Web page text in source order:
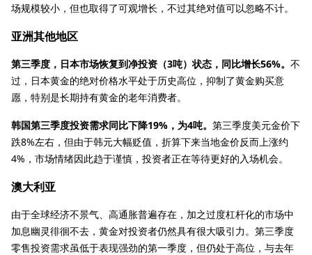
场规模较小，但也取得了可观增长，不过其绝对值可以忽略不计。
亚洲其他地区
第三季度，日本市场恢复到净投资（3吨）状态，同比增长56%。 不
过，日本黄金的绝对价格水平处于历史高位，抑制了黄金购买意
愿，特别是长期持有黄金的老年消费者。
韩国第三季度投资需求同比下降19%，为4吨。 第三季度美元金价下
跌8%左右，但由于韩元大幅贬值，折算下来当地金价反而上涨约
4%，市场情绪因此趋于谨慎，投资者正在等待更好的入场机会。
澳大利亚
由于全球经济不景气、高通胀普遍存在，加之过度杠杆化的市场中
加息幽灵徘徊不去，黄金对投资者仍然具有很大吸引力。第三季度
零售投资需求虽低于表现强劲的第一季度，但仍处于高位，与去年